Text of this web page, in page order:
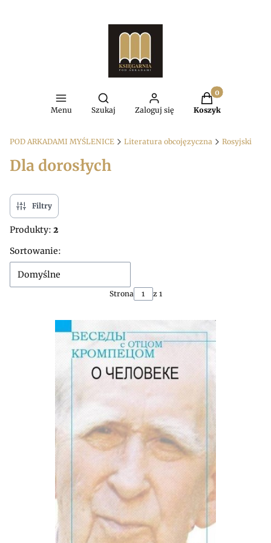
Menu
Otwórz wyszukiwarkę
Szukaj Zaloguj się
Produkty w
Koszyk
POD ARKADAMI MYŚLENICE Literatura obcojęzyczna Rosyjski
Dla dorosłych
Filtry
Produkty: 2
Lista produktów
Sortowanie:
Domyślne
Strona z 1